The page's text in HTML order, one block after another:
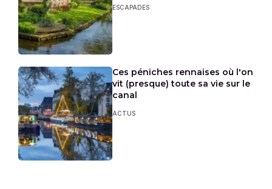
ESCAPADES
Ces péniches rennaises où l'on
vit (presque) toute sa vie sur le
canal
ACTUS